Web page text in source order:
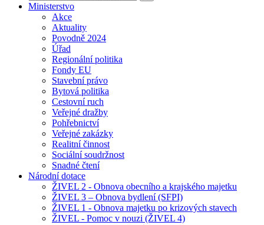
Ministerstvo
Akce
Aktuality
Povodně 2024
Úřad
Regionální politika
Fondy EU
Stavební právo
Bytová politika
Cestovní ruch
Veřejné dražby
Pohřebnictví
Veřejné zakázky
Realitní činnost
Sociální soudržnost
Snadné čtení
Národní dotace
ŽIVEL 2 - Obnova obecního a krajského majetku
ŽIVEL 3 – Obnova bydlení (SFPI)
ŽIVEL 1 - Obnova majetku po krizových stavech
ŽIVEL - Pomoc v nouzi (ŽIVEL 4)